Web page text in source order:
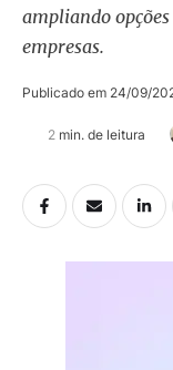
ampliando
empresas.
Publicado em 24/09/
2 min. de leitura